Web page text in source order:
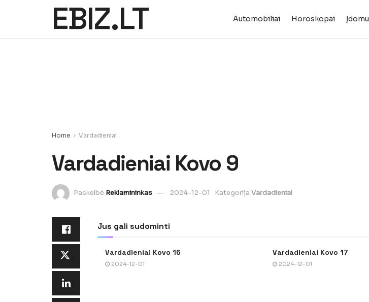
EBIZ.LT Automobiliai Horoskopai Įdomu
Home Vardadieniai
Vardadieniai Kovo 9
Paskelbė Reklamininkas 2024-12-01 Kategorija Vardadieniai
Jus gali sudominti
Vardadieniai Kovo 16
2024-12-01
Vardadieniai Kovo 17
2024-12-01